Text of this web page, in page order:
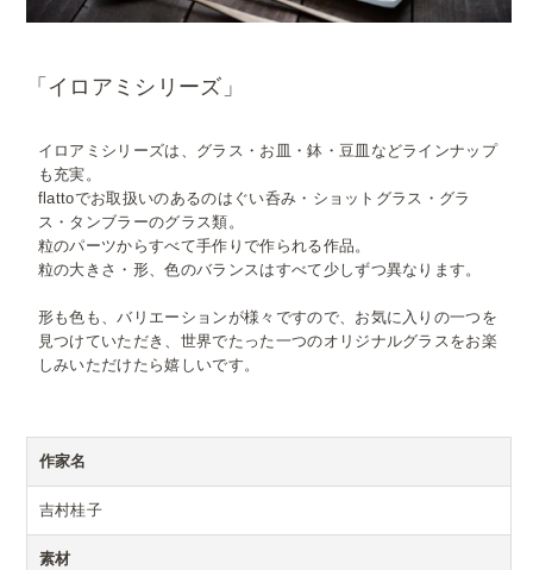
「イロアミシリーズ」
イロアミシリーズは、グラス・お皿・鉢・豆皿などラインナップ
も充実。
flattoでお取扱いのあるのはぐい呑み・ショットグラス・グラ
ス・タンブラーのグラス類。
粒のパーツからすべて手作りで作られる作品。
粒の大きさ・形、色のバランスはすべて少しずつ異なります。
形も色も、バリエーションが様々ですので、お気に入りの一つを
見つけていただき、世界でたった一つのオリジナルグラスをお楽
しみいただけたら嬉しいです。
作家名
吉村桂子
素材